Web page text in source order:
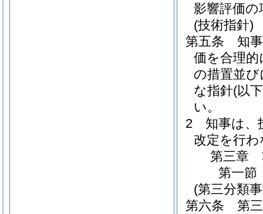
影響評価
(技術指針)
第五条
知
価を合理
の措置並
な指針(以
い。
2
知事は、
改定を行
第三章
第一節
(第三分類
第六条
第